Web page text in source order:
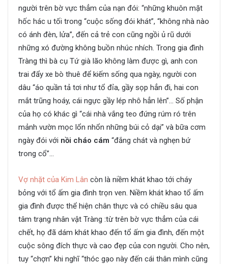
người trên bờ vực thẳm của nạn đói: “những khuôn mặt
hốc hác u tối trong “cuộc sống đói khát”, “không nhà nào
có ánh đèn, lửa”, đến cả trẻ con cũng ngồi ủ rũ dưới
những xó đường không buồn nhúc nhích. Trong gia đình
Tràng thì bà cụ Tứ già lão không làm được gì, anh con
trai đẩy xe bò thuê để kiếm sống qua ngày, người con
dâu “áo quần tả tơi như tổ đỉa, gầy sọp hẳn đi, hai con
mắt trũng hoáy, cái ngực gầy lép nhô hẳn lên”… Số phận
của họ có khác gì “cái nhà vắng teo đứng rúm ró trên
mảnh vườn mọc lổn nhổn những búi cỏ dại” và bữa cơm
ngày đói với nồi cháo cám “đắng chát và nghẹn bứ
trong cổ”…
Vợ nhặt của Kim Lân còn là niềm khát khao tới cháy
bỏng với tổ ấm gia đình trọn ven. Niềm khát khao tổ ấm
gia đình được thể hiện chân thực và có chiều sâu qua
tâm trạng nhân vật Tràng :từ trên bờ vực thẳm của cái
chết, họ đã dám khát khao đến tổ ấm gia đình, đến một
cuộc sông đích thực và cao đẹp của con người. Cho nên,
tuy “chợn” khi nghĩ “thóc gạo này đến cái thân mình cũng